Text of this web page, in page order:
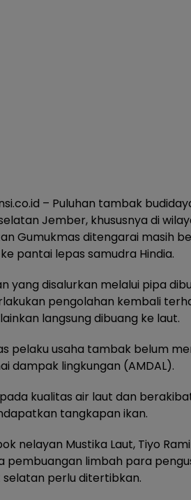
– Puluhan tambak
Jember, khususnya di
Gumukmas ditengarai masih
pantai lepas samudra Hindia.
yang disalurkan melalui pipa
pengolahan kembali
langsung dibuang ke laut.
pelaku usaha tambak belum
dampak lingkungan (AMDAL).
kualitas air laut dan
tangkapan ikan.
nelayan Mustika Laut, Tiyo
pembuangan limbah para
selatan perlu ditertibkan.